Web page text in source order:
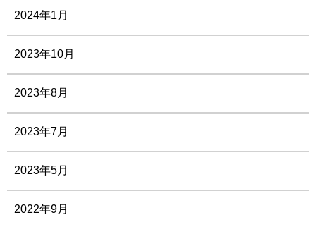
2024年1月
2023年10月
2023年8月
2023年7月
2023年5月
2022年9月